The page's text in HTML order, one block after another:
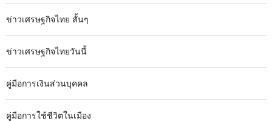
ข่าวเศรษฐกิจไทย สั้นๆ
ข่าวเศรษฐกิจไทยวันนี้
คู่มือการเงินส่วนบุคคล
คู่มือการใช้ชีวิตในเมือง